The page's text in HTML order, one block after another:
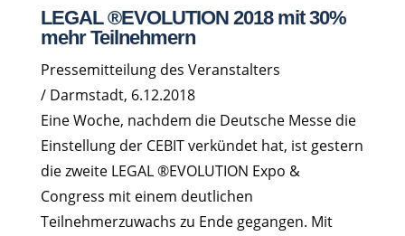
LEGAL ®EVOLUTION 2018 mit 30%
mehr Teilnehmern
Pressemitteilung des Veranstalters
/ Darmstadt, 6.12.2018
Eine Woche, nachdem die Deutsche Messe die
Einstellung der CEBIT verkündet hat, ist gestern
die zweite LEGAL ®EVOLUTION Expo &
Congress mit einem deutlichen
Teilnehmerzuwachs zu Ende gegangen. Mit